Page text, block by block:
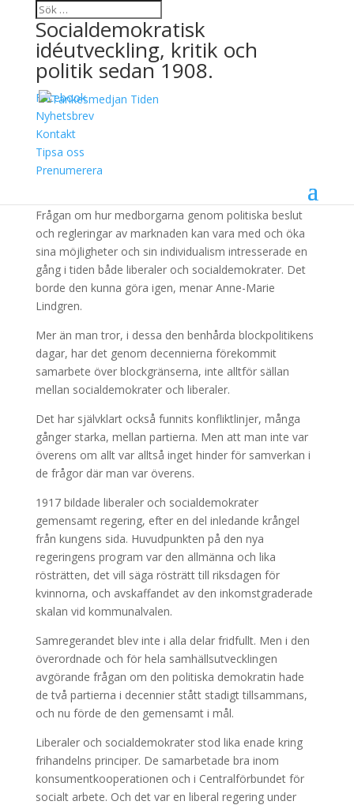
Socialdemokratisk
idéutveckling, kritik och
politik sedan 1908.
Facebook
Nyhetsbrev
Kontakt
Tipsa oss
Prenumerera
Det handlar om ökade
livschanser
12 juni, 2017
Frågan om hur medborgarna genom politiska beslut
och regleringar av marknaden kan vara med och öka
sina möjligheter och sin individualism intresserade en
gång i tiden både liberaler och socialdemokrater. Det
borde den kunna göra igen, menar Anne-Marie
Lindgren.
Mer än man tror, i dessa den benhårda blockpolitikens
dagar, har det genom decennierna förekommit
samarbete över blockgränserna, inte alltför sällan
mellan socialdemokrater och liberaler.
Det har självklart också funnits konfliktlinjer, många
gånger starka, mellan partierna. Men att man inte var
överens om allt var alltså inget hinder för samverkan i
de frågor där man var överens.
1917 bildade liberaler och socialdemokrater
gemensamt regering, efter en del inledande krångel
från kungens sida. Huvudpunkten på den nya
regeringens program var den allmänna och lika
rösträtten, det vill säga rösträtt till riksdagen för
kvinnorna, och avskaffandet av den inkomstgraderade
skalan vid kommunalvalen.
Samregerandet blev inte i alla delar fridfullt. Men i den
överordnade och för hela samhällsutvecklingen
avgörande frågan om den politiska demokratin hade
de två partierna i decennier stått stadigt tillsammans,
och nu förde de den gemensamt i mål.
Liberaler och socialdemokrater stod lika enade kring
frihandelns principer. De samarbetade bra inom
konsumentkooperationen och i Centralförbundet för
socialt arbete. Och det var en liberal regering under